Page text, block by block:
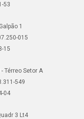
53
1
015
15
Térreo Setor A
549
04
3 Lt4